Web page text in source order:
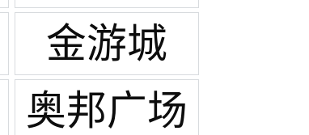
金游城
奥邦广场